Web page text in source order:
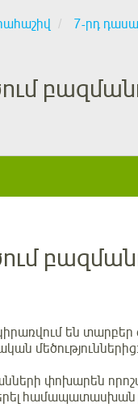
7-րդ
են
մեծություններից:
փոխարեն
համապատասխան